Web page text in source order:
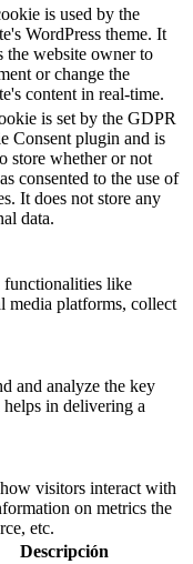
is used by the
WordPress theme. It
the website owner to
or change the
content in real-time.
is set by the GDPR
Consent plugin and is
store whether or not
consented to the use of
It does not store any
data.
functionalities like
media platforms, collect
and analyze the key
in delivering a
visitors interact with
on metrics the
etc.
Descripción